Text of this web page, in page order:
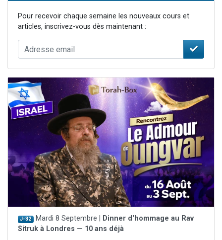
Pour recevoir chaque semaine les nouveaux cours et
articles, inscrivez-vous dès maintenant :
J-32 Mardi 8 Septembre |
Dinner d'hommage au Rav
Sitruk à Londres — 10 ans déjà